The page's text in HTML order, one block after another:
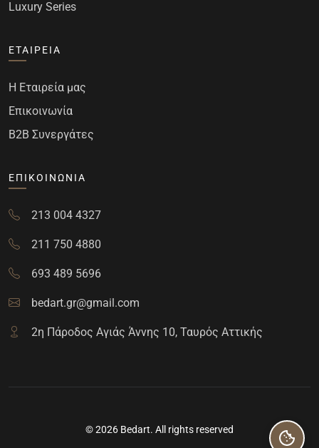
Luxury Series
ΕΤΑΙΡΕΊΑ
Η Εταιρεία μας
Επικοινωνία
B2B Συνεργάτες
ΕΠΙΚΟΙΝΩΝΊΑ
213 004 4327
211 750 4880
693 489 5696
bedart.gr@gmail.com
2η Πάροδος Αγιάς Άννης 10, Ταυρός Αττικής
© 2026 Bedart. All rights reserved